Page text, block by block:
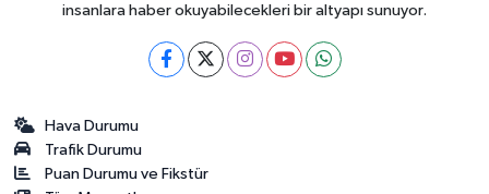
insanlara haber okuyabilecekleri bir altyapı sunuyor.
Hava Durumu
Trafik Durumu
Puan Durumu ve Fikstür